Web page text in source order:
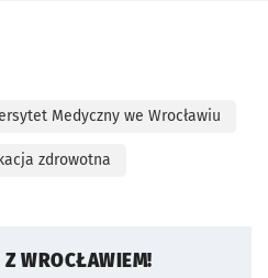
Medyczny we Wrocławiu
zdrowotna
Z WROCŁAWIEM!